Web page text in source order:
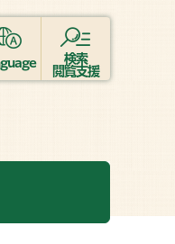
検索
閲覧支援